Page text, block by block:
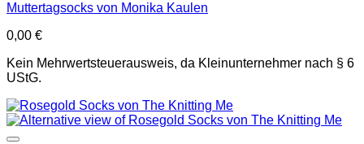
Muttertagsocks von Monika Kaulen
0,00 €
Kein Mehrwertsteuerausweis, da Kleinunternehmer nach § 6
UStG.